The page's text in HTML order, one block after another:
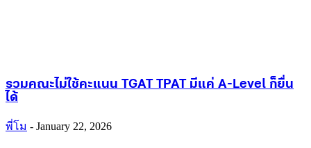
รวมคณะไม่ใช้คะแนน TGAT TPAT มีแค่ A-Level ก็ยื่น
ได้
พี่โม - January 22, 2026